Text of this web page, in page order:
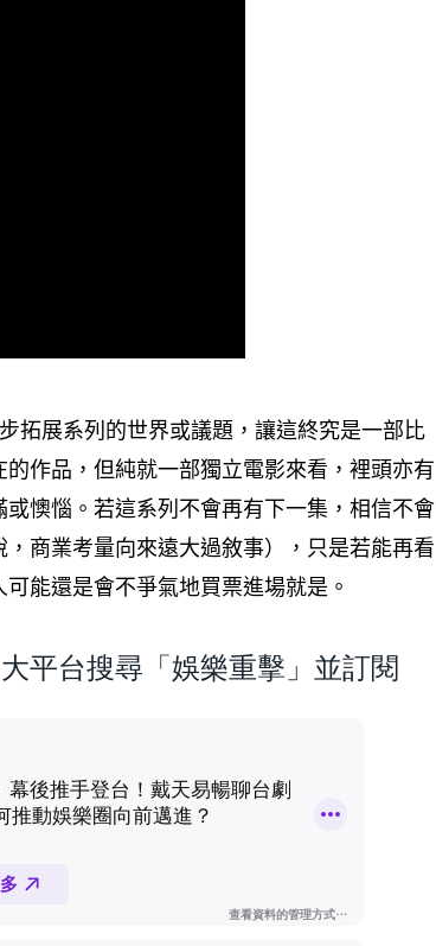
拓展系列的世界或議題，讓這終究是一部比
作品，但純就一部獨立電影來看，裡頭亦有
懊惱。若這系列不會再有下一集，相信不會
商業考量向來遠大過敘事），只是若能再看
能還是會不爭氣地買票進場就是。
平台搜尋「娛樂重擊」並訂閱